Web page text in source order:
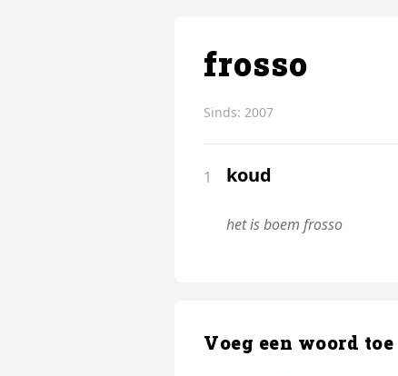
frosso
Sinds: 2007
1 koud
het is boem frosso
Voeg een woord toe